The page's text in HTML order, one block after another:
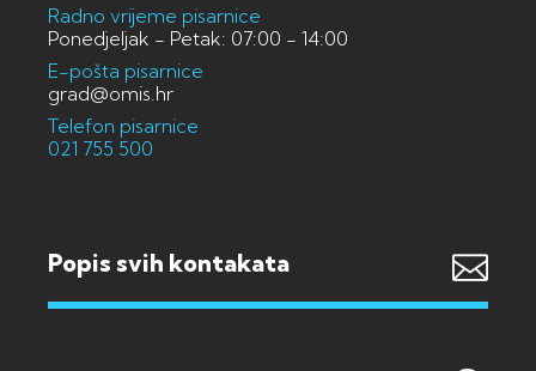
Radno vrijeme pisarnice
Ponedjeljak - Petak: 07:00 - 14:00
E-pošta pisarnice
grad@omis.hr
Telefon pisarnice
021 755 500
Popis svih kontakata